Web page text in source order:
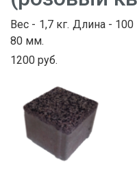
Вес - 1,7 кг. Длина -
80 мм.
1200 руб.